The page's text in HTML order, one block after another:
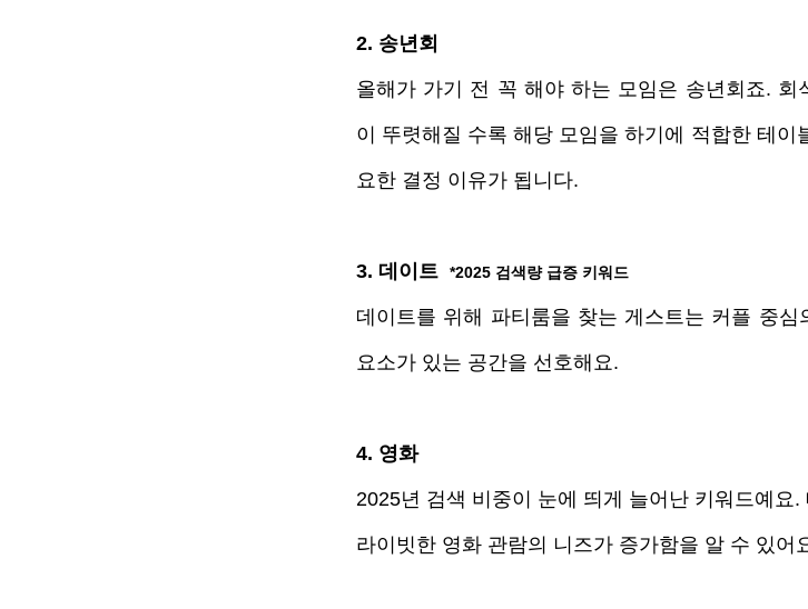
2. 송년회
올해가 가기 전 꼭 해야 하는 모임은 송년회죠.
이 뚜렷해질 수록 해당 모임을 하기에 적합한 테
요한 결정 이유가 됩니다.
3. 데이트 *2025 검색량 급증 키워드
데이트를 위해 파티룸을 찾는 게스트는 커플 중
요소가 있는 공간을 선호해요.
4. 영화
2025년 검색 비중이 눈에 띄게 늘어난 키워드예요
라이빗한 영화 관람의 니즈가 증가함을 알 수 있어